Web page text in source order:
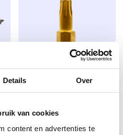
Details Over
van cookies
content en advertenties te
Schraube resistent gegen
Frost – ideal für langfristige
Zäune, Wandverkleidungen,
Vordächer. Die Beschichtung
selbstheilendund
Lebensdauer.
wie rostfreier Stahl
sind
dasRisiko,beim Eindrehen
Hartholz oder bei hoher
Schraubendreher TX-20 25mm
€1,99
excl. BTW:€1,64